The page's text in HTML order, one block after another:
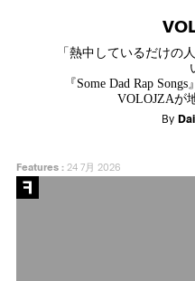
「熱中しているだけの
『Some Dad Rap
VOLOJZAが
By
Features:24 7月 2026